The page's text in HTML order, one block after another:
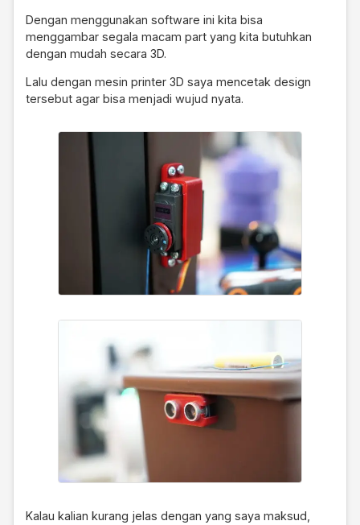
Dengan menggunakan software ini kita bisa
menggambar segala macam part yang kita butuhkan
dengan mudah secara 3D.
Lalu dengan mesin printer 3D saya mencetak design
tersebut agar bisa menjadi wujud nyata.
Kalau kalian kurang jelas dengan yang saya maksud,